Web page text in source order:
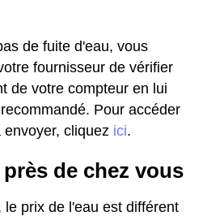
de fuite d'eau, vous
fournisseur de vérifier
de votre compteur en lui
Pour accéder
cliquez ici.
de chez vous
le prix de l'eau est différent